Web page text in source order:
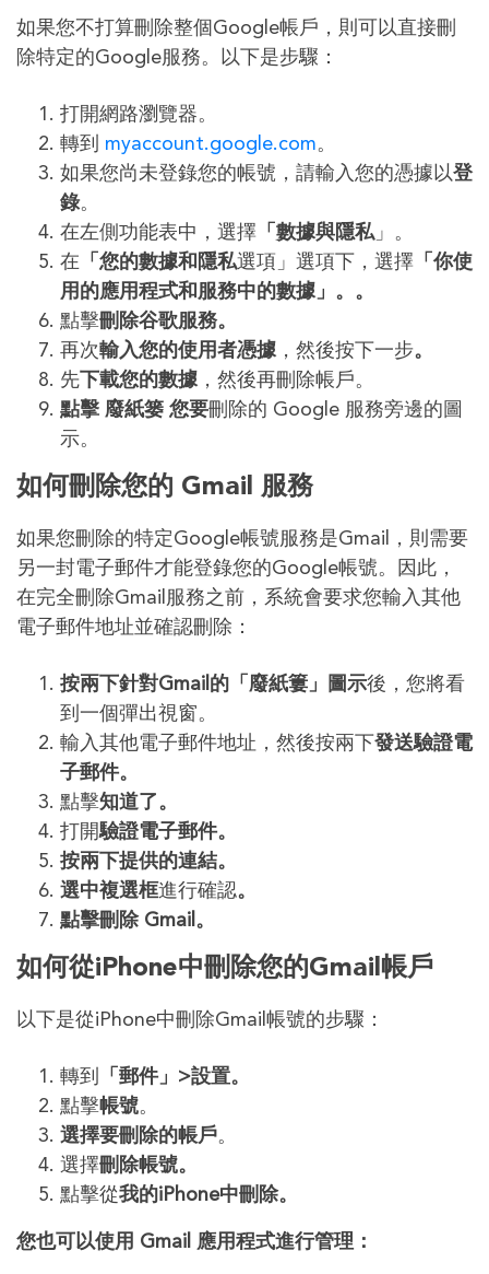
如果您不打算刪除整個Google帳戶，則可以直接刪
除特定的Google服務。以下是步驟：
打開網路瀏覽器。
轉到 myaccount.google.com。
如果您尚未登錄您的帳號，請輸入您的憑據以登
錄。
在左側功能表中，選擇 「數據與隱私 」。
在 「您的數據和隱私選項」選項下，選擇 「你使
用的應用程式和服務中的數據」。。
點擊刪除谷歌服務。
再次輸入您的使用者憑據 ，然後按下一步。
先 下載您的數據 ，然後再刪除帳戶。
點擊 廢紙篓 您要刪除的 Google 服務旁邊的圖
示。
如何刪除您的 Gmail 服務
如果您刪除的特定Google帳號服務是Gmail，則需要
另一封電子郵件才能登錄您的Google帳號。因此，
在完全刪除Gmail服務之前，系統會要求您輸入其他
電子郵件地址並確認刪除：
按兩下針對Gmail的「廢紙簍」圖示後，您將看
到一個彈出視窗。
輸入其他電子郵件地址，然後按兩下發送驗證電
子郵件。
點擊知道了。
打開驗證電子郵件。
按兩下提供的連結。
選中複選框進行確認。
點擊刪除 Gmail。
如何從iPhone中刪除您的Gmail帳戶
以下是從iPhone中刪除Gmail帳號的步驟：
轉到
「郵件」>設置。
點擊帳號。
選擇要刪除的帳戶。
選擇刪除帳號。
點擊從我的iPhone中刪除。
您也可以使用 Gmail 應用程式進行管理：